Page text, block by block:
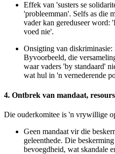
Effek van 'susters se
'probleemman'. Selfs as die
vader kan gereduseer
voed nie'.
Onsigting van diskriminasie:
Byvoorbeeld, die
waar vaders 'by standaard'
wat hul in 'n vernederende
4. Ontbrek van mandaat,
Die ouderkomitee is 'n vrywillige
Geen mandaat vir die
geleenthede. Die
bevoegdheid, wat skandale